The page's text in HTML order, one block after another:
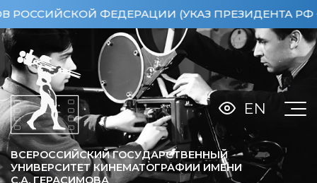
ФЕДЕРАЦИИ (УКАЗ ПРЕЗИДЕНТА РФ ОТ
ВСЕРОССИЙСКИЙ ГОСУДАРСТВЕННЫЙ
УНИВЕРСИТЕТ КИНЕМАТОГРАФИИ ИМЕНИ
С.А. ГЕРАСИМОВА
EN